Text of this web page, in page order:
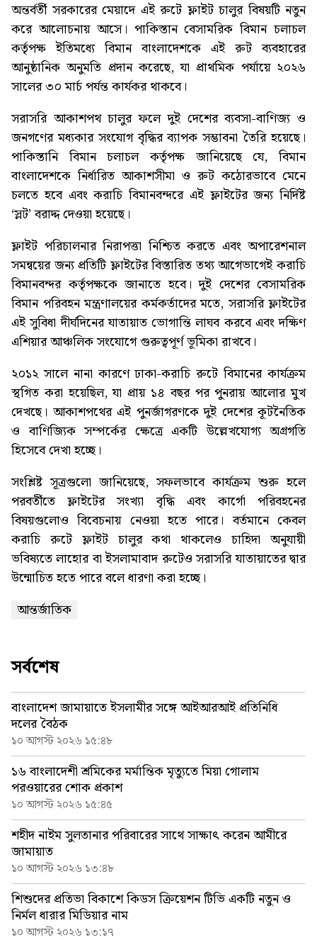
অন্তর্বর্তী সরকারের মেয়াদে এই রুটে ফ্লাইট চালুর বিষয়টি নতুন
করে আলোচনায় আসে। পাকিস্তান বেসামরিক বিমান চলাচল
কর্তৃপক্ষ ইতিমধ্যে বিমান বাংলাদেশকে এই রুট ব্যবহারের
আনুষ্ঠানিক অনুমতি প্রদান করেছে, যা প্রাথমিক পর্যায়ে ২০২৬
সালের ৩০ মার্চ পর্যন্ত কার্যকর থাকবে।
সরাসরি আকাশপথ চালুর ফলে দুই দেশের ব্যবসা-বাণিজ্য ও
জনগণের মধ্যকার সংযোগ বৃদ্ধির ব্যাপক সম্ভাবনা তৈরি হয়েছে।
পাকিস্তানি বিমান চলাচল কর্তৃপক্ষ জানিয়েছে যে, বিমান
বাংলাদেশকে নির্ধারিত আকাশসীমা ও রুট কঠোরভাবে মেনে
চলতে হবে এবং করাচি বিমানবন্দরে এই ফ্লাইটের জন্য নির্দিষ্ট
‘স্লট’ বরাদ্দ দেওয়া হয়েছে।
ফ্লাইট পরিচালনার নিরাপত্তা নিশ্চিত করতে এবং অপারেশনাল
সমন্বয়ের জন্য প্রতিটি ফ্লাইটের বিস্তারিত তথ্য আগেভাগেই করাচি
বিমানবন্দর কর্তৃপক্ষকে জানাতে হবে। দুই দেশের বেসামরিক
বিমান পরিবহন মন্ত্রণালয়ের কর্মকর্তাদের মতে, সরাসরি ফ্লাইটের
এই সুবিধা দীর্ঘদিনের যাতায়াত ভোগান্তি লাঘব করবে এবং দক্ষিণ
এশিয়ার আঞ্চলিক সংযোগে গুরুত্বপূর্ণ ভূমিকা রাখবে।
২০১২ সালে নানা কারণে ঢাকা-করাচি রুটে বিমানের কার্যক্রম
স্থগিত করা হয়েছিল, যা প্রায় ১৪ বছর পর পুনরায় আলোর মুখ
দেখছে। আকাশপথের এই পুনর্জাগরণকে দুই দেশের কূটনৈতিক
ও বাণিজ্যিক সম্পর্কের ক্ষেত্রে একটি উল্লেখযোগ্য অগ্রগতি
হিসেবে দেখা হচ্ছে।
সংশ্লিষ্ট সূত্রগুলো জানিয়েছে, সফলভাবে কার্যক্রম শুরু হলে
পরবর্তীতে ফ্লাইটের সংখ্যা বৃদ্ধি এবং কার্গো পরিবহনের
বিষয়গুলোও বিবেচনায় নেওয়া হতে পারে। বর্তমানে কেবল
করাচি রুটে ফ্লাইট চালুর কথা থাকলেও চাহিদা অনুযায়ী
ভবিষ্যতে লাহোর বা ইসলামাবাদ রুটেও সরাসরি যাতায়াতের দ্বার
উন্মোচিত হতে পারে বলে ধারণা করা হচ্ছে।
আন্তর্জাতিক
সর্বশেষ
বাংলাদেশ জামায়াতে ইসলামীর সঙ্গে আইআরআই প্রতিনিধি
দলের বৈঠক
১০ আগস্ট ২০২৬ ১৫:৪৮
১৬ বাংলাদেশী শ্রমিকের মর্মান্তিক মৃত্যুতে মিয়া গোলাম
পরওয়ারের শোক প্রকাশ
১০ আগস্ট ২০২৬ ১৫:৪৫
শহীদ নাইম সুলতানার পরিবারের সাথে সাক্ষাৎ করেন আমীরে
জামায়াত
১০ আগস্ট ২০২৬ ১৩:৪৮
শিশুদের প্রতিভা বিকাশে কিডস ক্রিয়েশন টিভি একটি নতুন ও
নির্মল ধারার মিডিয়ার নাম
১০ আগস্ট ২০২৬ ১৩:১৭